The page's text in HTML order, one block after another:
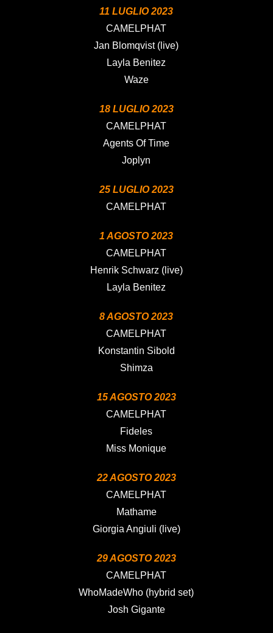
11 LUGLIO 2023
CAMELPHAT
Jan Blomqvist (live)
Layla Benitez
Waze
18 LUGLIO 2023
CAMELPHAT
Agents Of Time
Joplyn
25 LUGLIO 2023
CAMELPHAT
1 AGOSTO 2023
CAMELPHAT
Henrik Schwarz (live)
Layla Benitez
8 AGOSTO 2023
CAMELPHAT
Konstantin Sibold
Shimza
15 AGOSTO 2023
CAMELPHAT
Fideles
Miss Monique
22 AGOSTO 2023
CAMELPHAT
Mathame
Giorgia Angiuli (live)
29 AGOSTO 2023
CAMELPHAT
WhoMadeWho (hybrid set)
Josh Gigante